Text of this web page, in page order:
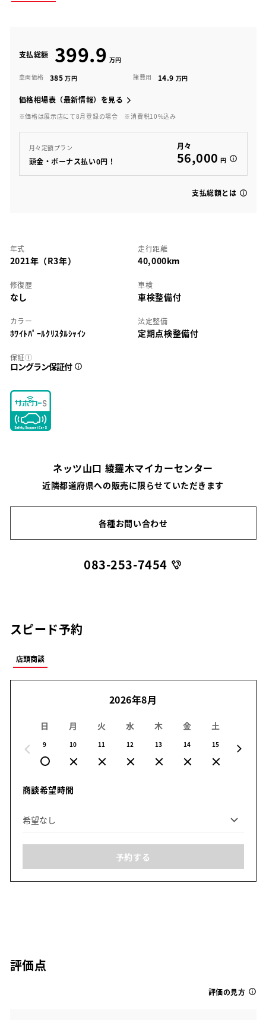
支払総額 399.9
車両価格 385 諸費用 14.9
価格相場表（最新情報）を見る
※価格は展示店にて8月登録の場合 ※消費税10%込み
月々定額プラン
頭金・ボーナス払い0円！
月々
56,000 円
支払総額とは
年式
2021年（R3年）
走行距離
40,000km
修復歴
なし
車検
車検整備付
カラー
ﾎﾜｲﾄﾊﾟｰﾙｸﾘｽﾀﾙｼｬｲﾝ
法定整備
定期点検整備付
保証①
ロングラン保証付
ネッツ山口 綾羅木マイカーセンター
近隣都道府県への販売に限らせていただきます
各種お問い合わせ
083-253-7454
スピード予約
店頭商談
2026年8月
日
9
月
10
火
11
水
12
木
13
金
14
土
15
商談希望時間
予約する
評価点
評価の見方